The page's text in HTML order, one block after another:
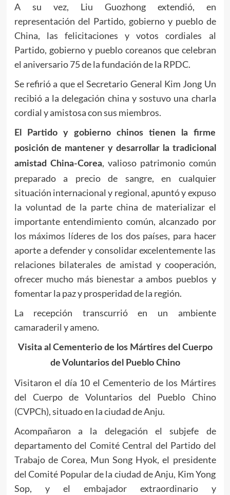
A su vez, Liu Guozhong extendió, en
representación del Partido, gobierno y pueblo de
China, las felicitaciones y votos cordiales al
Partido, gobierno y pueblo coreanos que celebran
el aniversario 75 de la fundación de la RPDC.
Se refirió a que el Secretario General Kim Jong Un
recibió a la delegación china y sostuvo una charla
cordial y amistosa con sus miembros.
El Partido y gobierno chinos tienen la firme
posición de mantener y desarrollar la tradicional
amistad China-Corea, valioso patrimonio común
preparado a precio de sangre, en cualquier
situación internacional y regional, apuntó y expuso
la voluntad de la parte china de materializar el
importante entendimiento común, alcanzado por
los máximos líderes de los dos países, para hacer
aporte a defender y consolidar excelentemente las
relaciones bilaterales de amistad y cooperación,
ofrecer mucho más bienestar a ambos pueblos y
fomentar la paz y prosperidad de la región.
La recepción transcurrió en un ambiente
camaraderil y ameno.
Visita al Cementerio de los Mártires del Cuerpo
de Voluntarios del Pueblo Chino
Visitaron el día 10 el Cementerio de los Mártires
del Cuerpo de Voluntarios del Pueblo Chino
(CVPCh), situado en la ciudad de Anju.
Acompañaron a la delegación el subjefe de
departamento del Comité Central del Partido del
Trabajo de Corea, Mun Song Hyok, el presidente
del Comité Popular de la ciudad de Anju, Kim Yong
Sop, y el embajador extraordinario y